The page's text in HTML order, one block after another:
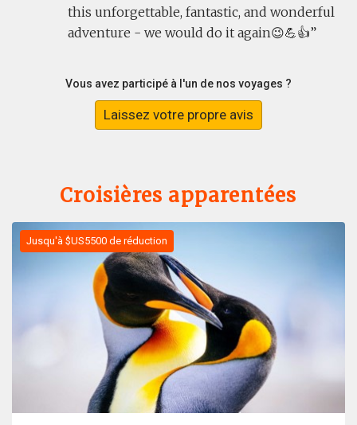
this unforgettable, fantastic, and wonderful
adventure - we would do it again😉💪👍
Vous avez participé à l'un de nos voyages ?
Laissez votre propre avis
Croisières apparentées
Jusqu'à $US5500 de réduction